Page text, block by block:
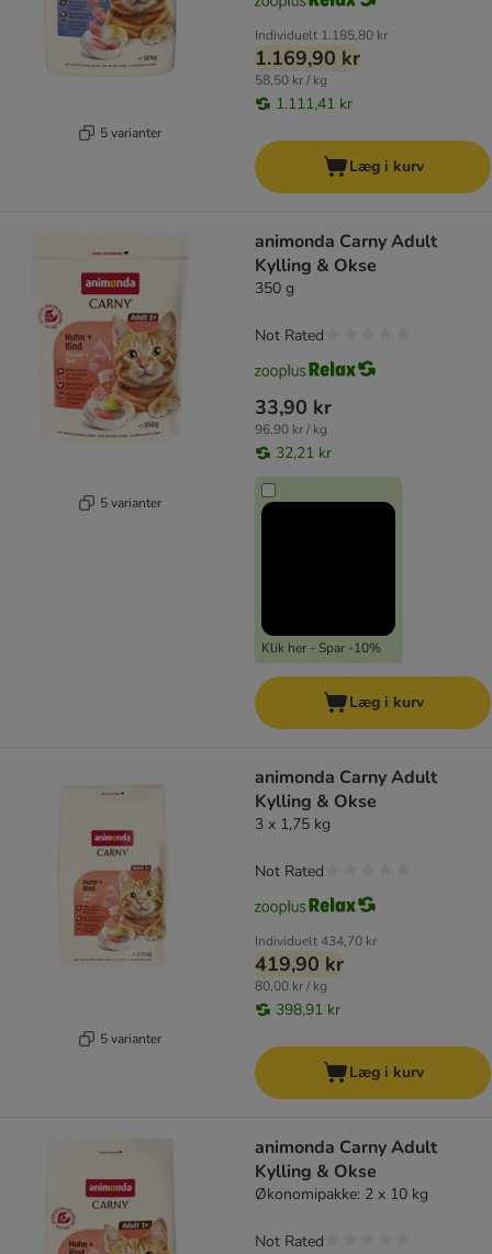
5 varianter
Individuelt 1.185,80 kr
1.169,90 kr
58,50 kr / kg
1.111,41 kr
Læg i kurv
5 varianter
animonda Carny Adult
Kylling & Okse
350 g
33,90 kr
96,90 kr / kg
32,21 kr
Klik her - Spar -10%
Not Rated
Læg i kurv
5 varianter
animonda Carny Adult
Kylling & Okse
3 x 1,75 kg
Individuelt434,70 kr
419,90 kr
80,00 kr / kg
398,91 kr
Not Rated
Læg i kurv
animonda Carny Adult
Kylling & Okse
Økonomipakke: 2 x 10 kg
Not Rated